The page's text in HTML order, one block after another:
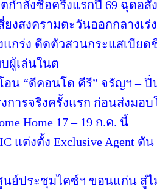
ตกำลังซื้อครึ่งแรกปี 69 ฉุดอ
ยงสงครามตะวันออกกลางเ
แกร่ง ดีดตัวสวนกระแสเบีย
ผู้เล่นในต
น “ดีคอนโด คีรี” จรัญฯ – ปิ่
การจริงครั้งแรก ก่อนส่งม
Home 17 – 19 ก.ค. นี้
แต่งตั้ง Exclusive Agent ดั
นย์ประชุมไคซ์ฯ ขอนแก่น สู่